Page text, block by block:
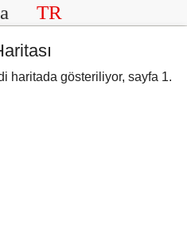
TR
haritada gösteriliyor, sayfa 1.